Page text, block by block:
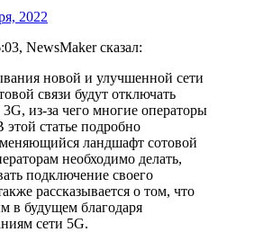
2022
NewsMaker сказал:
новой и улучшенной сети
связи будут отключать
из-за чего многие операторы
этой статье подробно
меняющийся ландшафт сотовой
необходимо делать,
подключение своего
рассказывается о том, что
в будущем благодаря
сети 5G.